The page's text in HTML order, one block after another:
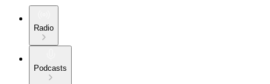
Radio
Podcasts